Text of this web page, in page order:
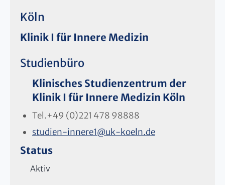
Köln
Klinik I für Innere Medizin
Studienbüro
Klinisches Studienzentrum der
Klinik I für Innere Medizin Köln
Tel.+49 (0)221 478 98888
studien-innere1@uk-koeln.de
Status
Aktiv